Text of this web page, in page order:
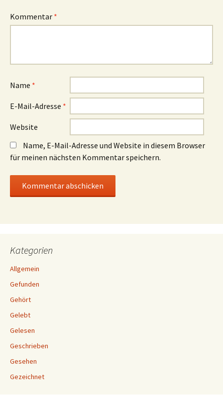
Kommentar *
Name *
E-Mail-Adresse *
Website
Name, E-Mail-Adresse und Website in diesem Browser
für meinen nächsten Kommentar speichern.
Kategorien
Allgemein
Gefunden
Gehört
Gelebt
Gelesen
Geschrieben
Gesehen
Gezeichnet